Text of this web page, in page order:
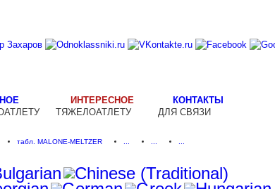
ИНТЕРЕСНОЕ
ТЯЖЕЛОАТЛЕТУ
КОНТАКТЫ
ДЛЯ СВЯЗИ
табл. MALONE-MELTZER